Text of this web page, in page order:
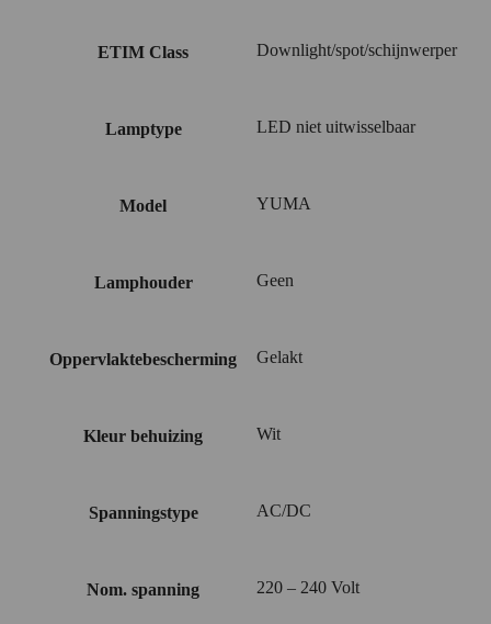
ETIM Class Downlight/spot/schijnwerper
Lamptype LED niet uitwisselbaar
Model YUMA
Lamphouder Geen
Oppervlaktebescherming Gelakt
Kleur behuizing Wit
Spanningstype AC/DC
Nom. spanning 220 – 240 Volt